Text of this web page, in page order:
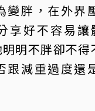
變胖，在外界
享好不容易讓
明不胖卻不得
跟減重過度還